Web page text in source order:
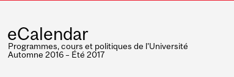
eCalendar
Programmes, cours et politiques de l'Université
Automne 2016 – Été 2017